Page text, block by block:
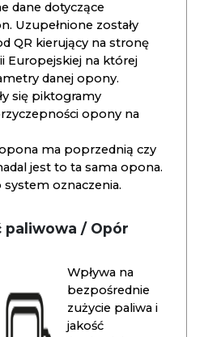
dane dotyczące
Uzupełnione zostały
QR kierujący na stronę
Europejskiej na której
danej opony.
się piktogramy
opony na
ma poprzednią czy
jest to ta sama opona.
system oznaczenia.
paliwowa / Opór
Wpływa na
bezpośrednie
zużycie paliwa i
jakość